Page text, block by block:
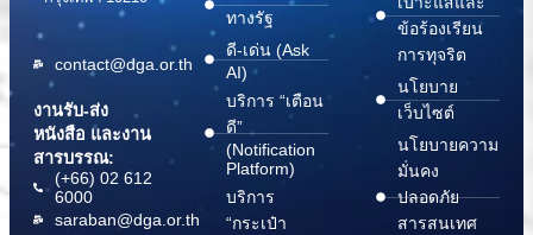
contact@dga.or.th
งานรับ-ส่ง
หนังสือ และงาน
สารบรรณ:
(+66) 02 612
6000
saraban@dga.or.th
ทางรัฐ
ดี-เด่น (Ask
AI)
บริการ “เตือน
ดี”
(Notification
Platform)
บริการ
“กระเป๋า
ข้อร้องเรียน
การทุจริต
นโยบาย
เว็บไซต์
นโยบายความ
มั่นคง
ปลอดภัย
สารสนเทศ